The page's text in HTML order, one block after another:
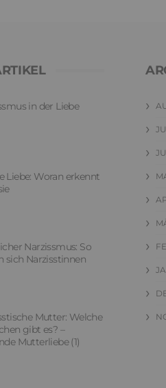
in der Liebe
Liebe: Woran erkennt
Narzissmus: So
sich Narzisstinnen
Mutter: Welche
gibt es? –
Mutterliebe (1)